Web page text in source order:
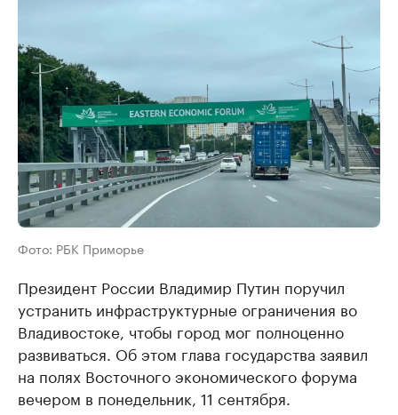
Фото: РБК Приморье
Президент России Владимир Путин поручил
устранить инфраструктурные ограничения во
Владивостоке, чтобы город мог полноценно
развиваться. Об этом глава государства заявил
на полях Восточного экономического форума
вечером в понедельник, 11 сентября.